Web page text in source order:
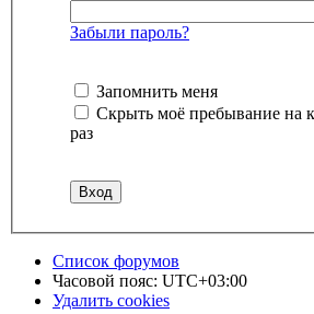
Забыли пароль?
Запомнить меня
Скрыть моё пребывание на
раз
Список форумов
Часовой пояс: UTC+03:00
Удалить cookies